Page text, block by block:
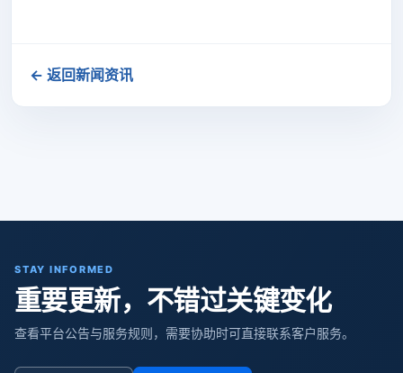
← 返回新闻资讯
STAY INFORMED
重要更新，不错过关键变化
查看平台公告与服务规则，需要协助时可直接联系客户服务。